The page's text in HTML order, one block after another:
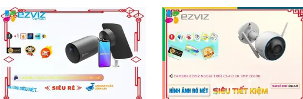
nhìn hồng ngoại lên đến 30m và
ánh sáng trắng 20m quan sát rõ
ràng cả ngày lẫn đêm với chuẩn
IP67 camera còn tích hợp tính năng
phát hiện thông minh và cảnh báo
bằng còi và đèn chớp phù hợp cho
công trình kho hàng, nhà xưởng
công trình
khác nhau trong ngôi nhà hoặc văn
phòng